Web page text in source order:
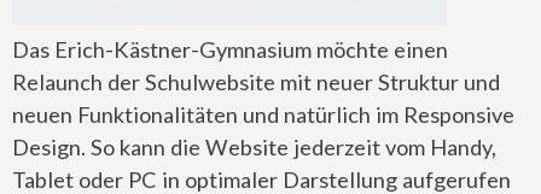
Das Erich-Kästner-Gymnasium möchte einen
Relaunch der Schulwebsite mit neuer Struktur und
neuen Funktionalitäten und natürlich im Responsive
Design. So kann die Website jederzeit vom Handy,
Tablet oder PC in optimaler Darstellung aufgerufen